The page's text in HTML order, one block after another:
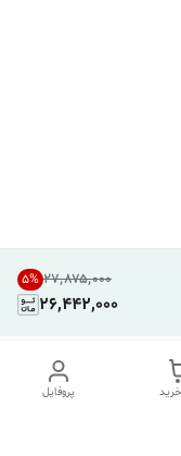
۲۷٬۸۷۵٬۰۰۰ 5%
26,442,000
پروفایل